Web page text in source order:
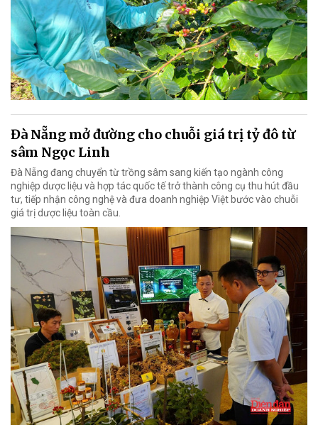
Đà Nẵng mở đường cho chuỗi giá trị tỷ đô từ
sâm Ngọc Linh
Đà Nẵng đang chuyển từ trồng sâm sang kiến tạo ngành công
nghiệp dược liệu và hợp tác quốc tế trở thành công cụ thu hút đầu
tư, tiếp nhận công nghệ và đưa doanh nghiệp Việt bước vào chuỗi
giá trị dược liệu toàn cầu.